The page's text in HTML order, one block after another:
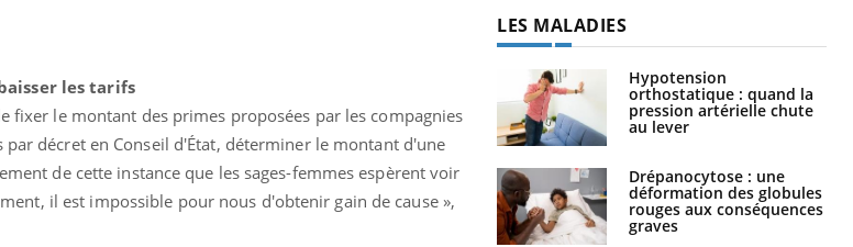
les tarifs
le montant des primes proposées par les compagnies
décret en Conseil d'État, déterminer le montant d'une
de cette instance que les sages-femmes espèrent voir
il est impossible pour nous d'obtenir gain de cause »,
LES MALADIES
Hypotension
orthostatique : quand la
pression artérielle chute
au lever
Drépanocytose : une
déformation des globules
rouges aux conséquences
graves